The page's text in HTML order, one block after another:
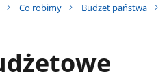
Co robimy Budżet państwa